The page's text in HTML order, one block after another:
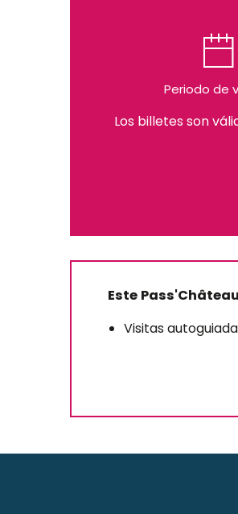
Periodo de
Los billetes son
Este
Visitas